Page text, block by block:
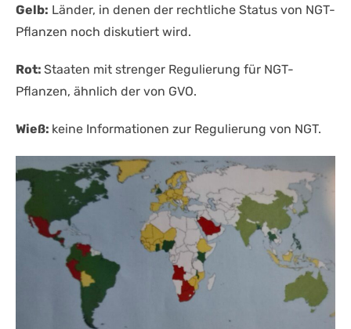
Gelb: Länder, in denen der rechtliche Status von NGT-
Pflanzen noch diskutiert wird.
Rot: Staaten mit strenger Regulierung für NGT-
Pflanzen, ähnlich der von GVO.
Wieß: keine Informationen zur Regulierung von NGT.